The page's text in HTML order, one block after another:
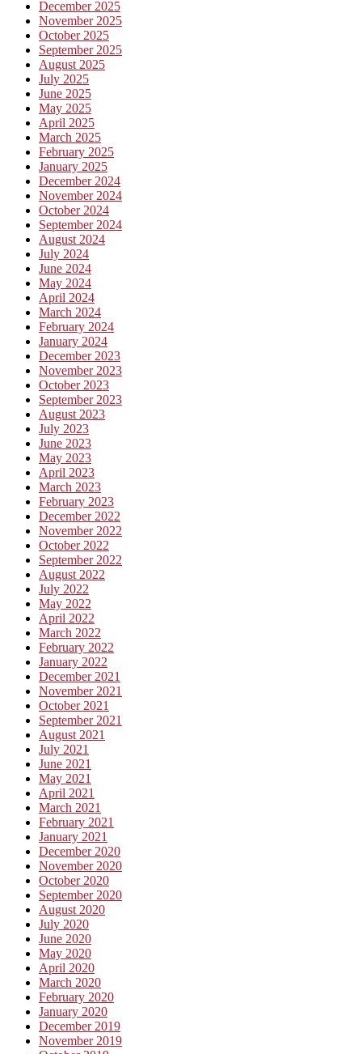
December 2025
November 2025
October 2025
September 2025
August 2025
July 2025
June 2025
May 2025
April 2025
March 2025
February 2025
January 2025
December 2024
November 2024
October 2024
September 2024
August 2024
July 2024
June 2024
May 2024
April 2024
March 2024
February 2024
January 2024
December 2023
November 2023
October 2023
September 2023
August 2023
July 2023
June 2023
May 2023
April 2023
March 2023
February 2023
December 2022
November 2022
October 2022
September 2022
August 2022
July 2022
May 2022
April 2022
March 2022
February 2022
January 2022
December 2021
November 2021
October 2021
September 2021
August 2021
July 2021
June 2021
May 2021
April 2021
March 2021
February 2021
January 2021
December 2020
November 2020
October 2020
September 2020
August 2020
July 2020
June 2020
May 2020
April 2020
March 2020
February 2020
January 2020
December 2019
November 2019